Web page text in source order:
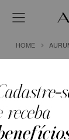
HOME